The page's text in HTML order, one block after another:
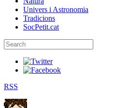
Univers i Astronomia
Tradicions
SocPetit.cat
RSS